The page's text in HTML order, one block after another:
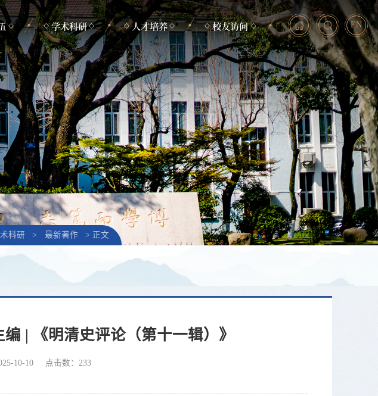
学术科研
学术活动
学术动态
最新著作
人才培养
本科生培养
研究生培养
非学历教育
校友访问
毕业照
校友动态
助力发展
EN
科研 > 最新著作 > 正文
| 《明清史评论（第十一辑）》
10-10 点击数： 233